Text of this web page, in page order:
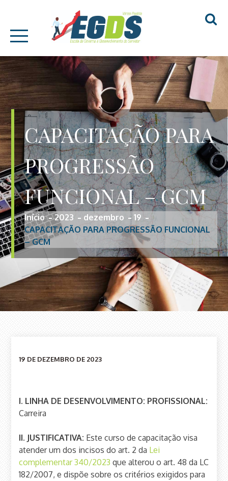
content
CAPACITAÇÃO PARA
PROGRESSÃO
FUNCIONAL – GCM
Início 2023 dezembro
19
CAPACITAÇÃO PARA PROGRESSÃO FUNCIONAL
– GCM
19 DE DEZEMBRO DE 2023
I. LINHA DE DESENVOLVIMENTO: PROFISSIONAL:
Carreira
II. JUSTIFICATIVA: Este curso de capacitação visa
atender um dos incisos do art. 2 da Lei
complementar 340/2023 que alterou o art. 48 da LC
182/2007, e dispõe sobre os critérios exigidos para